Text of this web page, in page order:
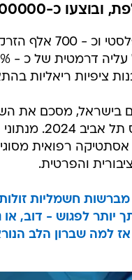
הליכי אסתטיקה
כ- 90 אלף ישראלים
ציפיות ריאליות
בישראל, מסכם את
והפרטית.
חשמליות
יותר לפגוש - דוב, או
אז למה שברון הלב